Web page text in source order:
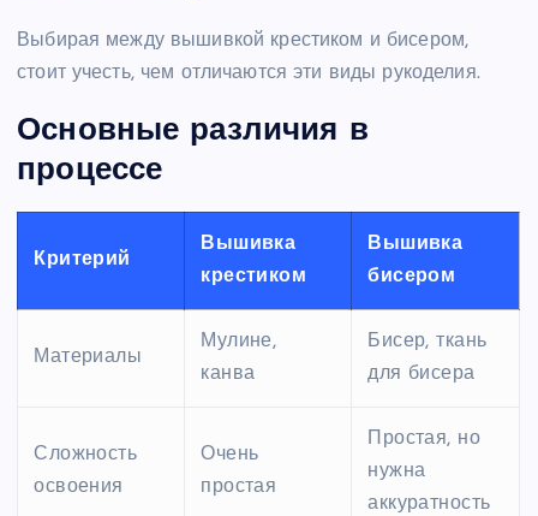
Выбирая между вышивкой крестиком и бисером,
стоит учесть, чем отличаются эти виды рукоделия.
Основные различия в
процессе
Критерий
Вышивка
крестиком
Вышивка
бисером
Материалы
Мулине,
канва
Бисер, ткань
для бисера
Сложность
освоения
Очень
простая
Простая, но
нужна
аккуратность